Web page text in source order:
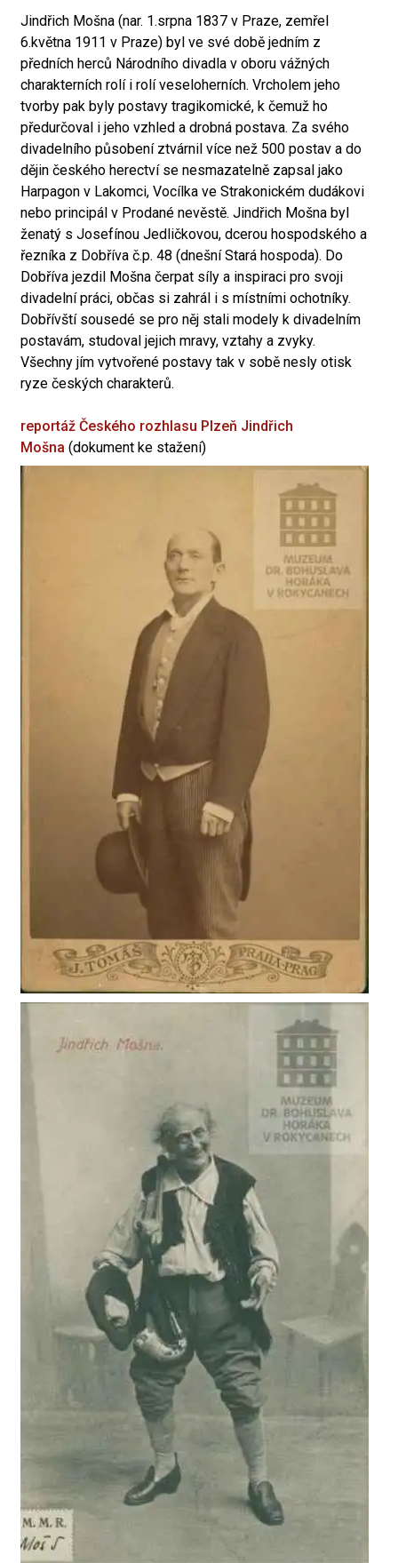
Jindřich Mošna (nar. 1.srpna 1837 v Praze, zemřel
6.května 1911 v Praze) byl ve své době jedním z
předních herců Národního divadla v oboru vážných
charakterních rolí i rolí veseloherních. Vrcholem jeho
tvorby pak byly postavy tragikomické, k čemuž ho
předurčoval i jeho vzhled a drobná postava. Za svého
divadelního působení ztvárnil více než 500 postav a do
dějin českého herectví se nesmazatelně zapsal jako
Harpagon v Lakomci, Vocílka ve Strakonickém dudákovi
nebo principál v Prodané nevěstě. Jindřich Mošna byl
ženatý s Josefínou Jedličkovou, dcerou hospodského a
řezníka z Dobříva č.p. 48 (dnešní Stará hospoda). Do
Dobříva jezdil Mošna čerpat síly a inspiraci pro svoji
divadelní práci, občas si zahrál i s místními ochotníky.
Dobřívští sousedé se pro něj stali modely k divadelním
postavám, studoval jejich mravy, vztahy a zvyky.
Všechny jím vytvořené postavy tak v sobě nesly otisk
ryze českých charakterů.
reportáž Českého rozhlasu Plzeň Jindřich
Mošna (dokument ke stažení)